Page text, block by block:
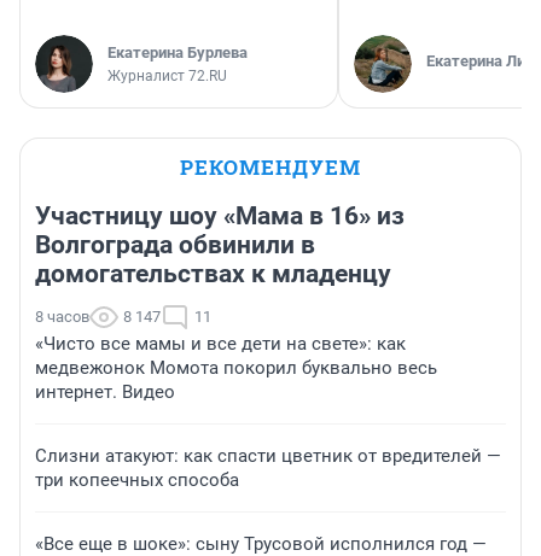
Екатерина Бурлева
Журналист 72.RU
Екатерина
РЕКОМЕНДУЕМ
Участницу шоу «Мама в 16» из
Волгограда обвинили в
домогательствах к младенцу
8 часов 8 147 11
«Чисто все мамы и все дети на свете»: как
медвежонок Момота покорил буквально весь
интернет. Видео
Слизни атакуют: как спасти цветник от вредителей —
три копеечных способа
«Все еще в шоке»: сыну Трусовой исполнился год —